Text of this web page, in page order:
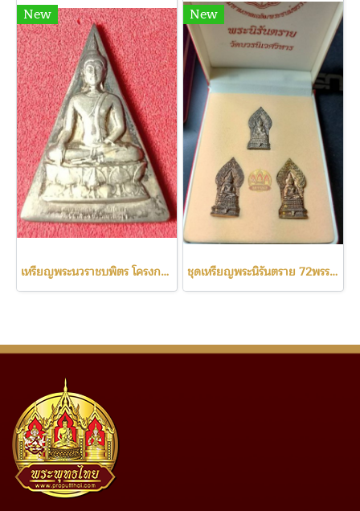
New
เหรียญพระนวราชบพิตร โครงการหลวง พิมพ์จิตลดา เนื้อเงิน พิมพ์เล็ก
New
ชุดเหรียญพระนิรันตราย 72พรรษา รัชกาลที่9 วัดบวรนิเวศ ปี42